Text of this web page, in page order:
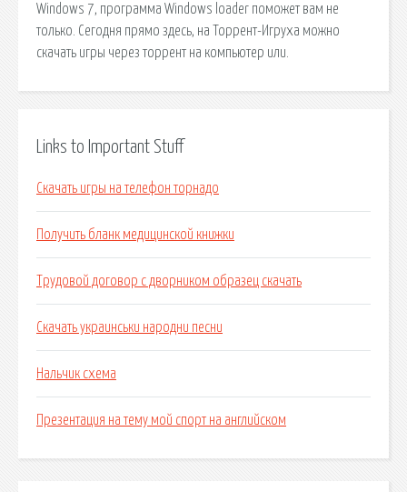
Windows 7, программа Windows loader поможет вам не
только. Сегодня прямо здесь, на Торрент-Игруха можно
скачать игры через торрент на компьютер или.
Links to Important Stuff
Скачать игры на телефон торнадо
Получить бланк медицинской книжки
Трудовой договор с дворником образец скачать
Скачать украинськи народни песни
Нальчик схема
Презентация на тему мой спорт на английском